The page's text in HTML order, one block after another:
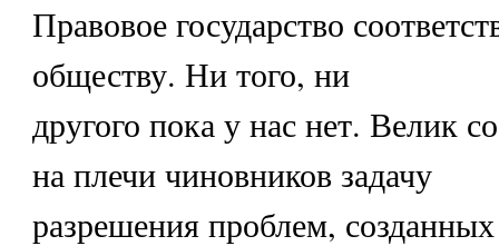
Правовое государство
обществу. Ни того, ни
другого пока у нас нет. Велик
на плечи чиновников задачу
разрешения проблем,